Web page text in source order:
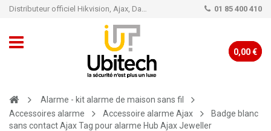
Distributeur officiel Hikvision, Ajax, Dahua, TP-Link - Caméra de vidéo surveillance - Alarme 01 85 400 410
0,00 €
Alarme - kit alarme de maison sans fil
Accessoires alarme
Accessoire alarme Ajax
Badge blanc
sans contact Ajax Tag pour alarme Hub Ajax Jeweller